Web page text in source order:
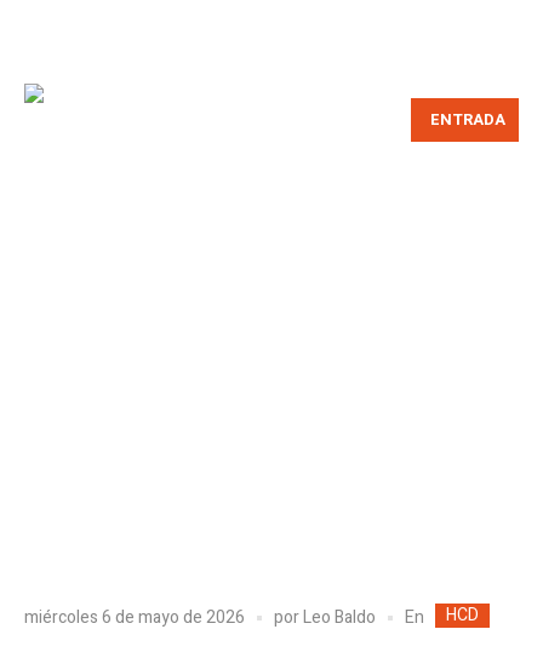
ENTRADA
miércoles 6 de mayo de 2026 porLeo Baldo En HCD